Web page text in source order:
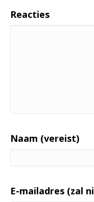
Reacties
Naam (vereist)
E-mailadres (zal